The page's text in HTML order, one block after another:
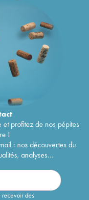
75€
302
132
239
1997
1996 225
1995263€
1994
1993 151€
1992188€
1991 187€
59€
profitez de nos pépites
!
: nos découvertes du
analyses...
recevoir des